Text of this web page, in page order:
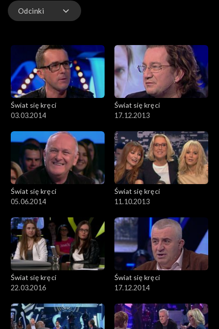
Odcinki
Świat się kręci
03.03.2014
Świat się kręci
17.12.2013
Świat się kręci
05.06.2014
Świat się kręci
11.10.2013
Świat się kręci
22.03.2016
Świat się kręci
17.12.2014